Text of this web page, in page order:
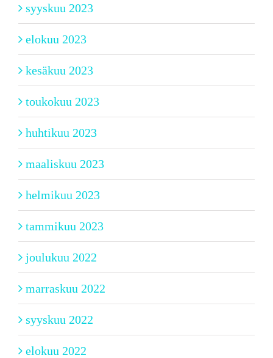
syyskuu 2023
elokuu 2023
kesäkuu 2023
toukokuu 2023
huhtikuu 2023
maaliskuu 2023
helmikuu 2023
tammikuu 2023
joulukuu 2022
marraskuu 2022
syyskuu 2022
elokuu 2022